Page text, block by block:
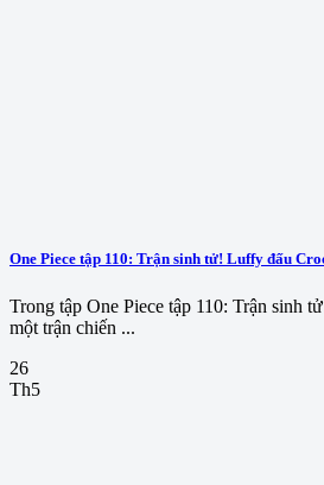
One Piece tập 110: Trận sinh tử! Luffy đấu
Trong tập One Piece tập 110: Trận sinh
một trận chiến ...
26
Th5